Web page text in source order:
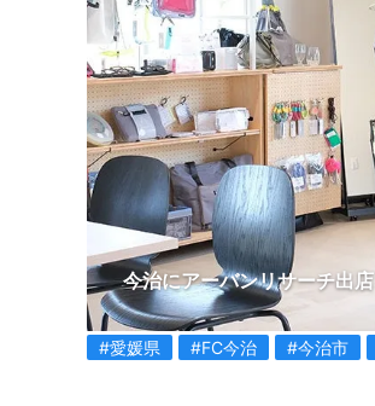
今治にアーバンリサーチ出店
#愛媛県 #FC今治 #今治市